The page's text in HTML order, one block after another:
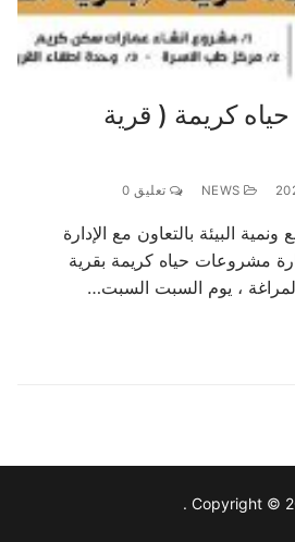
كريمة ( قرية
تعليق 0
البيئة بالتعاون مع الإدارة
مشروعات حياه كريمة بقرية
، يوم السبت السبت…
Copyright ©